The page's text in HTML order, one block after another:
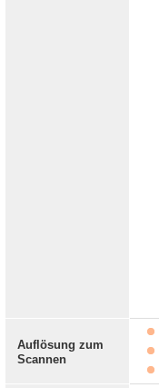
Auflösung zum
Scannen